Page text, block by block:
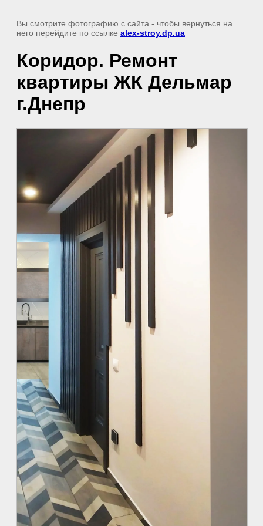
Вы смотрите фотографию с сайта - чтобы вернуться на
него перейдите по ссылке alex-stroy.dp.ua
Коридор. Ремонт
квартиры ЖК Дельмар
г.Днепр